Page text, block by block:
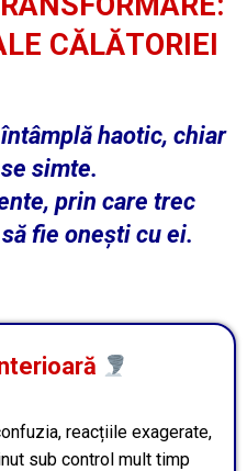
CĂLĂTORIEI
haotic, chiar
simte.
prin care trec
fie onești cu ei.
reacțiile exagerate,
sub control mult timp